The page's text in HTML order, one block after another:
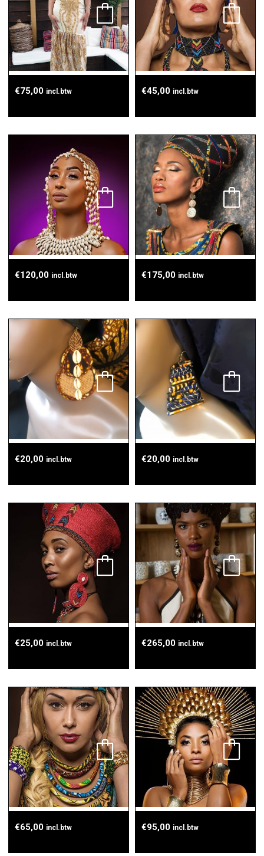
€75,00 incl.btw €45,00 incl.btw
€120,00 incl.btw €175,00 incl.btw
€20,00 incl.btw €20,00 incl.btw
€25,00 incl.btw €265,00 incl.btw
€65,00 incl.btw €95,00 incl.btw